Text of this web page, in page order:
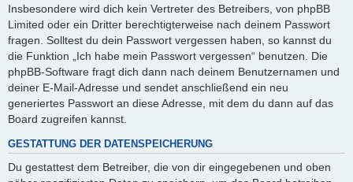
Insbesondere wird dich kein Vertreter des Betreibers, von phpBB
Limited oder ein Dritter berechtigterweise nach deinem Passwort
fragen. Solltest du dein Passwort vergessen haben, so kannst du
die Funktion „Ich habe mein Passwort vergessen“ benutzen. Die
phpBB-Software fragt dich dann nach deinem Benutzernamen und
deiner E-Mail-Adresse und sendet anschließend ein neu
generiertes Passwort an diese Adresse, mit dem du dann auf das
Board zugreifen kannst.
GESTATTUNG DER DATENSPEICHERUNG
Du gestattest dem Betreiber, die von dir eingegebenen und oben